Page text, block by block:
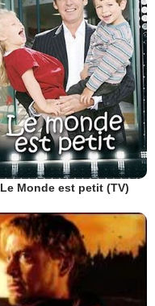
Le Monde est petit (TV)